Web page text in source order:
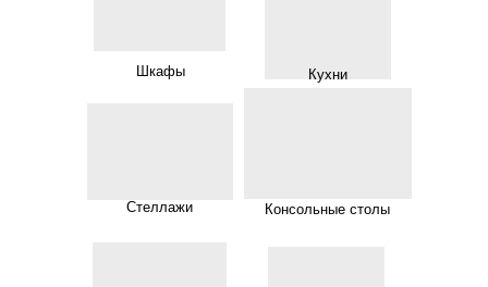
Стеллажи
Кухни
Консольные столы
Шкафы